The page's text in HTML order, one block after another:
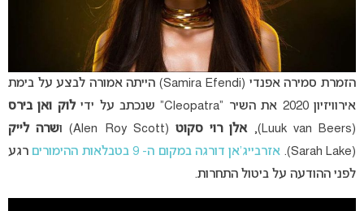
הזמרת סמירה אפנדי (Samira Efendi) הייתה אמורה לבצע על בימת
אירוויזיון 2020 את השיר “Cleopatra” שנכתב על ידי
לוק ואן בירס
(Luuk van Beers),
אלן רוי סקוט(Alen Roy Scott) ו
שרה לייק
(Sarah Lake).
אזרבייג’אן דורגה במקום ה- 9 בטבלאות ההימורים
רגע
לפני ההודעה על ביטול התחרות.